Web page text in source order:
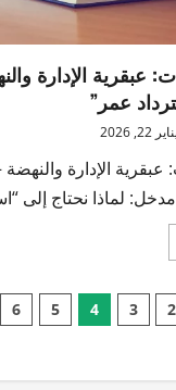
عبقرية الإدارة
عمر”
22, 2026
الإدارة
لماذا نحتاج إلى
شذرات:
عبقرية
2
3
4
5
6